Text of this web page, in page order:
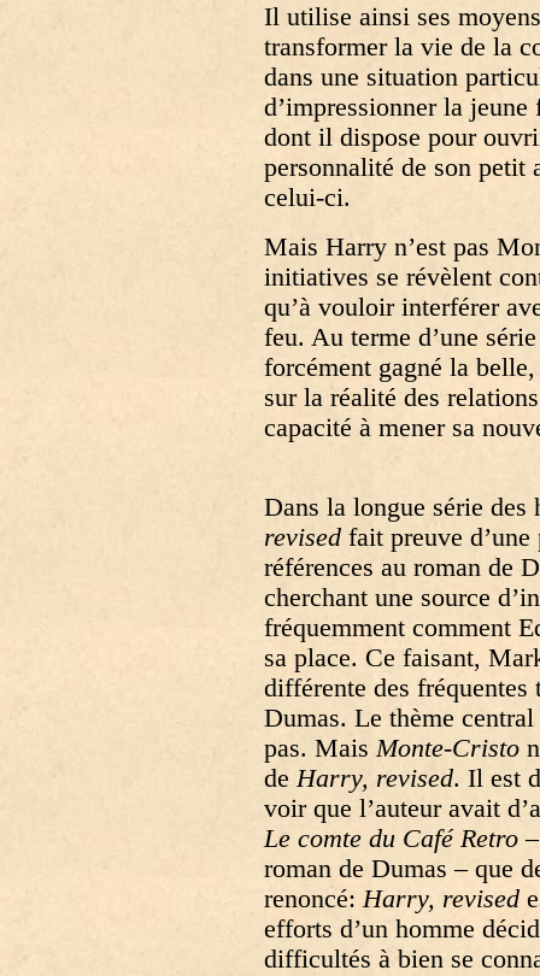
Il utilise ainsi ses
transformer la vie de la
dans une situation
d’impressionner la
dont il dispose pour
personnalité de son petit
celui-ci.
Mais Harry n’est pas
initiatives se révèlent
qu’à vouloir interférer
feu. Au terme d’une
forcément gagné la
sur la réalité des
capacité à mener sa
Dans la longue série
revised fait preuve
références au roman de
cherchant une source
fréquemment comment
sa place. Ce faisant,
différente des
Dumas. Le thème
pas. MaisMonte-Cristo
deHarry, revised. Il est
voir que l’auteur avait
Le comte du Café Retro
roman de Dumas – que
renoncé:Harry, revised
efforts d’un homme
difficultés à bien se